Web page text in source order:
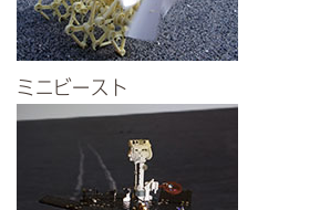
ミニビースト